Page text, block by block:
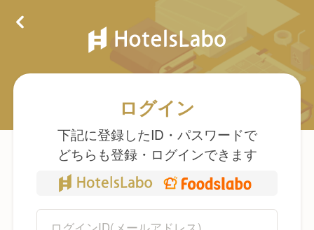
ログイン
下記に登録したID・パスワードで
どちらも登録・ログインできます